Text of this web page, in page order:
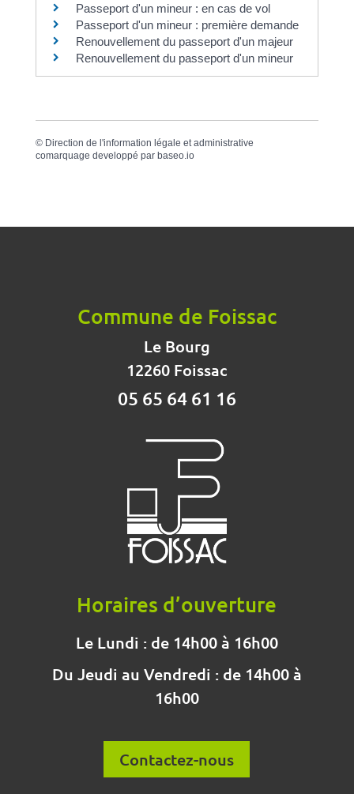
Passeport d'un mineur : en cas de vol
Passeport d'un mineur : première demande
Renouvellement du passeport d'un majeur
Renouvellement du passeport d'un mineur
© Direction de l'information légale et administrative
comarquage developpé par baseo.io
Commune de Foissac
Le Bourg
12260 Foissac
05 65 64 61 16
Horaires d’ouverture
Le Lundi : de 14h00 à 16h00
Du Jeudi au Vendredi : de 14h00 à
16h00
Contactez-nous